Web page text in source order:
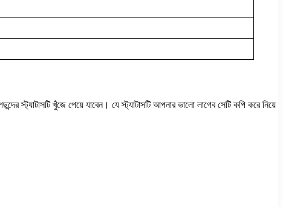
স্ট্যাটাসটি খুঁজে পেয়ে যাবেন। যে স্ট্যাটাসটি আপনার ভালো লাগেব সেটি কপি করে নিয়ে